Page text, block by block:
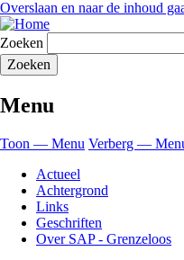
Overslaan en naar de inhoud
Zoeken
Menu
Toon — Menu Verberg —
Actueel
Achtergrond
Links
Geschriften
Over SAP - Grenzeloos